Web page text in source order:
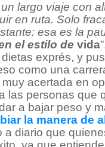
largo viaje con
en ruta. Solo
esa es la
el estilo de vida
exprés, y
como una
acertada en
las personas que
a bajar peso y
la manera de
diario que